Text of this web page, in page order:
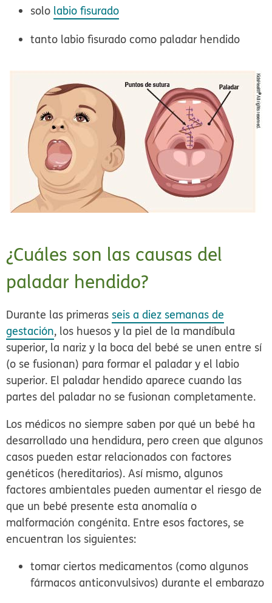
solo labio fisurado
tanto labio fisurado como paladar hendido
¿Cuáles son las causas del
paladar hendido?
Durante las primeras seis a diez semanas de
gestación, los huesos y la piel de la mandíbula
superior, la nariz y la boca del bebé se unen entre sí
(o se fusionan) para formar el paladar y el labio
superior. El paladar hendido aparece cuando las
partes del paladar no se fusionan completamente.
Los médicos no siempre saben por qué un bebé ha
desarrollado una hendidura, pero creen que algunos
casos pueden estar relacionados con factores
genéticos (hereditarios). Así mismo, algunos
factores ambientales pueden aumentar el riesgo de
que un bebé presente esta anomalía o
malformación congénita. Entre esos factores, se
encuentran los siguientes:
tomar ciertos medicamentos (como algunos
fármacos anticonvulsivos) durante el embarazo